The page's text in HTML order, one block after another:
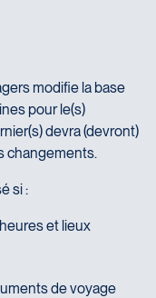
modifie la base
pour le(s)
devra (devront)
changements.
si :
et lieux
de voyage